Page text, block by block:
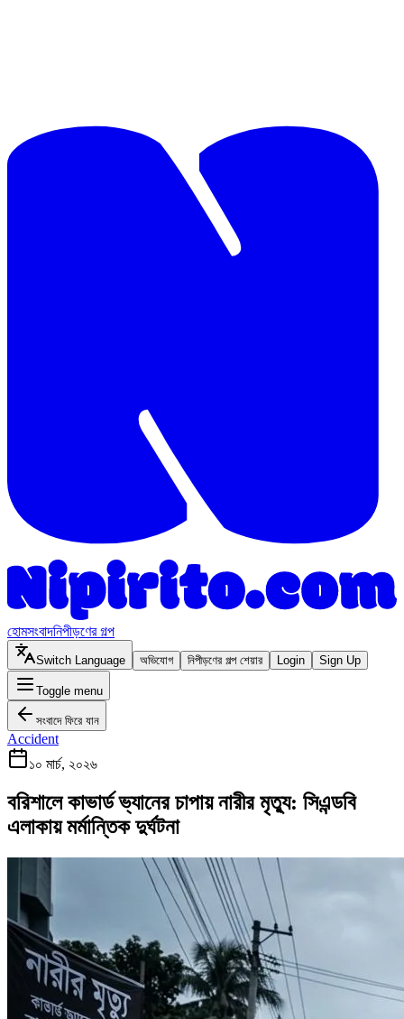
হোমসংবাদনিপীড়ণের গল্প
Switch Language অভিযোগ নিপীড়ণের গল্প শেয়ার Login Sign Up
Toggle menu
সংবাদে ফিরে যান
Accident
১০ মার্চ, ২০২৬
বরিশালে কাভার্ড ভ্যানের চাপায় নারীর মৃত্যু: সিএন্ডবি
এলাকায় মর্মান্তিক দুর্ঘটনা